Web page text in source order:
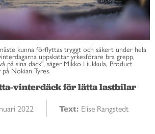
kunna förflyttas tryggt och säkert under hela
uppskattar yrkesförare bra grepp,
på sina däck", säger Mikko Liukkula, Product
Nokian Tyres.
vinterdäck för lätta lastbilar
2022 Text: Elise Rangstedt